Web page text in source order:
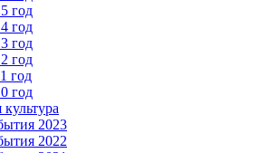
год
год
год
год
год
год
2023
2022